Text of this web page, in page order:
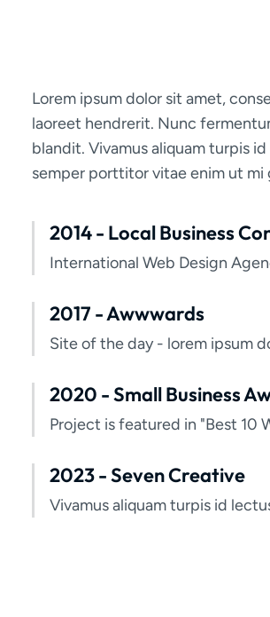
Lorem ipsum dolor sit amet,
laoreet hendrerit. Nunc
blandit. Vivamus aliquam turpis
semper porttitor vitae enim ut mi
2014 - Local Business
International Web Design
2017 - Awwwards
Site of the day - lorem ipsum
2020 - Small Business
Project is featured in "Best 10
2023 - Seven Creative
Vivamus aliquam turpis id